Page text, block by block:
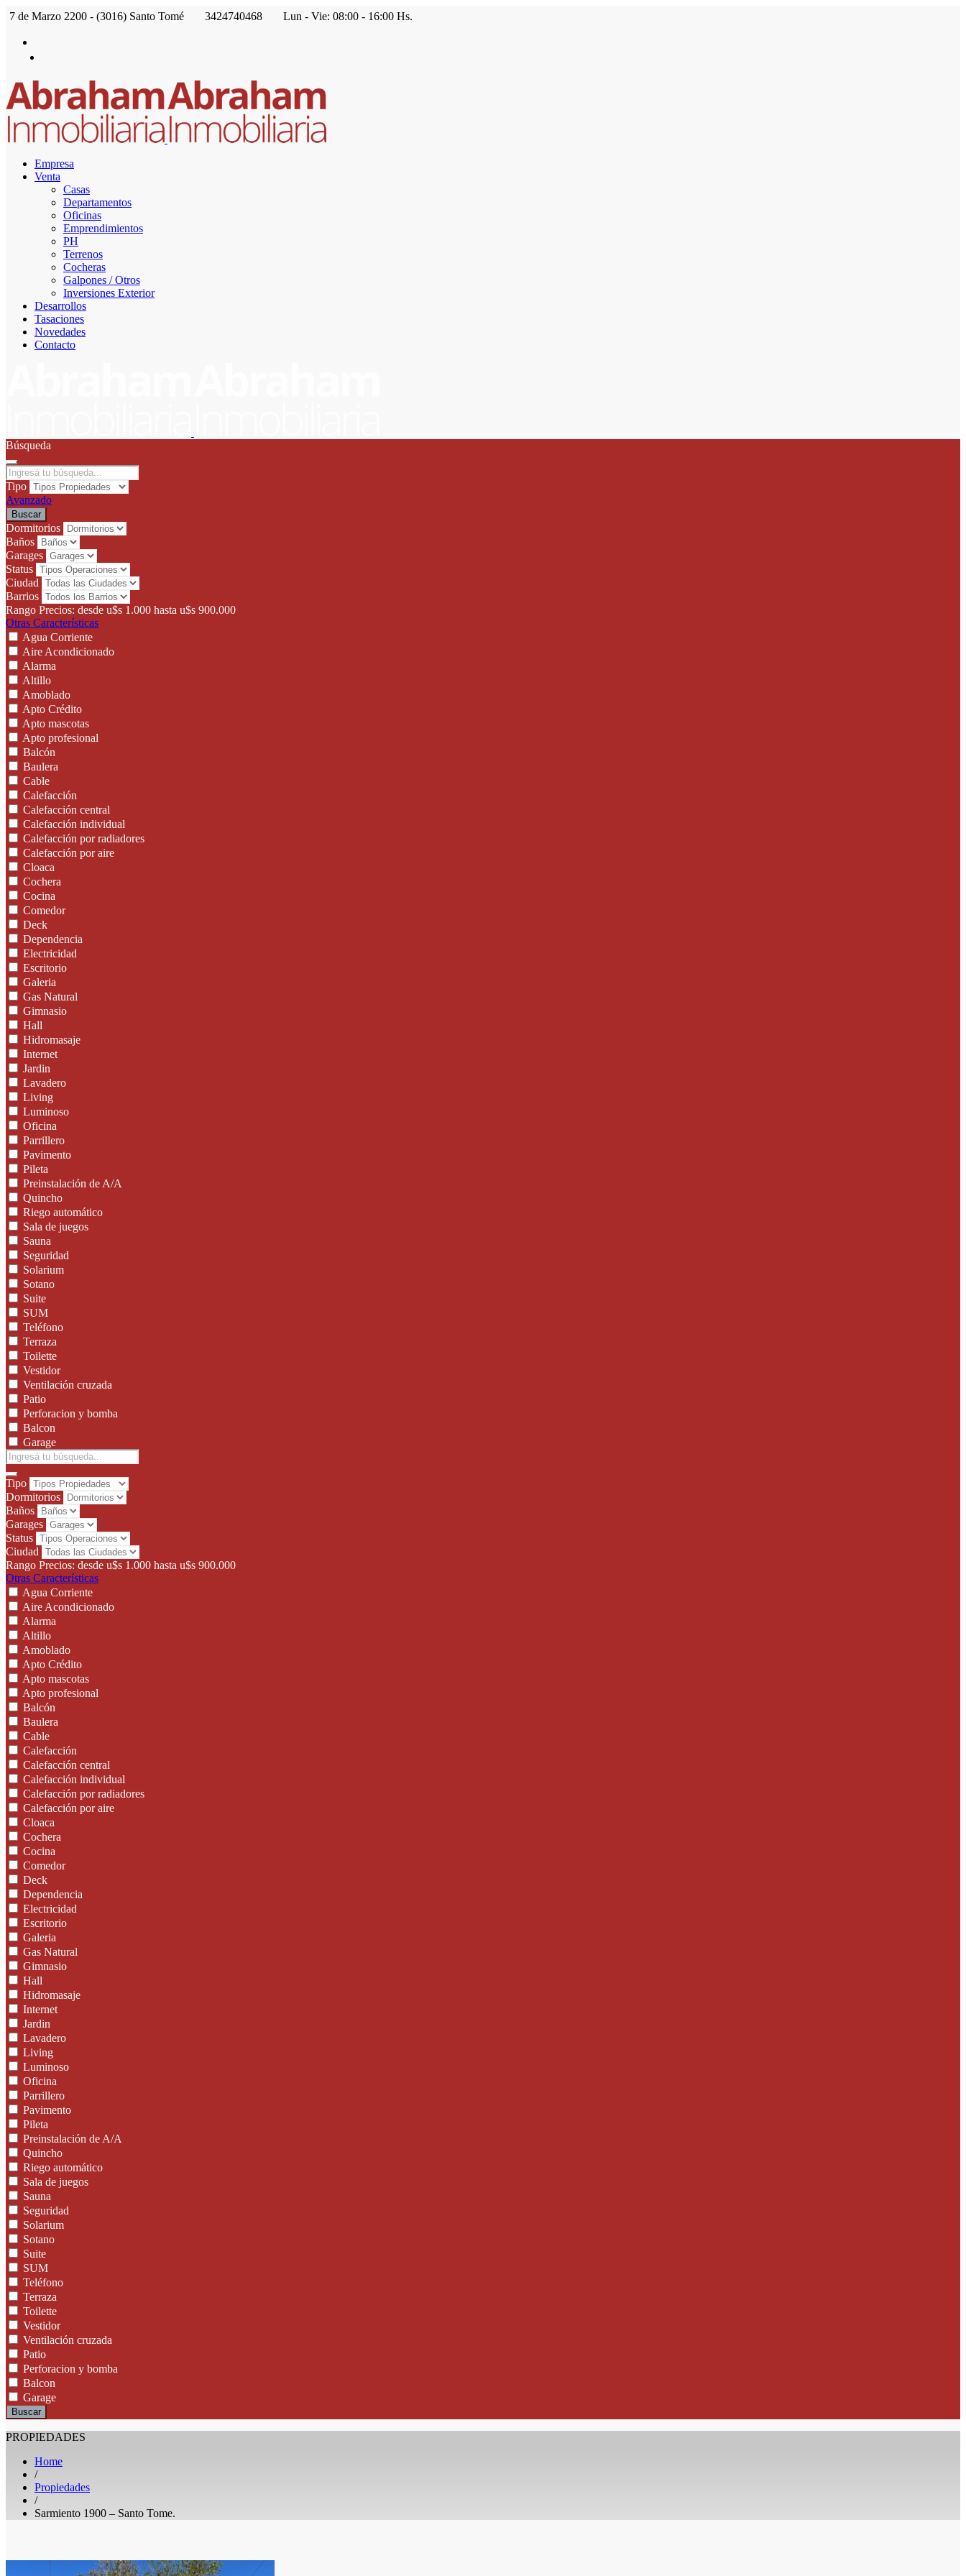
7 de Marzo 2200 - (3016) Santo Tomé 3424740468 Lun - Vie: 08:00 - 16:00 Hs.
Empresa
Venta
Casas
Departamentos
Oficinas
Emprendimientos
PH
Terrenos
Cocheras
Galpones / Otros
Inversiones Exterior
Desarrollos
Tasaciones
Novedades
Contacto
Búsqueda
Tipo
Avanzado
Buscar
Dormitorios
Baños
Garages
Status
Ciudad
Barrios
Rango Precios: desde u$s 1.000 hasta u$s 900.000
Otras Características
Agua Corriente
Aire Acondicionado
Alarma
Altillo
Amoblado
Apto Crédito
Apto mascotas
Apto profesional
Balcón
Baulera
Cable
Calefacción
Calefacción central
Calefacción individual
Calefacción por radiadores
Calefacción por aire
Cloaca
Cochera
Cocina
Comedor
Deck
Dependencia
Electricidad
Escritorio
Galeria
Gas Natural
Gimnasio
Hall
Hidromasaje
Internet
Jardin
Lavadero
Living
Luminoso
Oficina
Parrillero
Pavimento
Pileta
Preinstalación de A/A
Quincho
Riego automático
Sala de juegos
Sauna
Seguridad
Solarium
Sotano
Suite
SUM
Teléfono
Terraza
Toilette
Vestidor
Ventilación cruzada
Patio
Perforacion y bomba
Balcon
Garage
Tipo
Dormitorios
Baños
Garages
Status
Ciudad
Rango Precios: desde u$s 1.000 hasta u$s 900.000
Otras Características
Agua Corriente
Aire Acondicionado
Alarma
Altillo
Amoblado
Apto Crédito
Apto mascotas
Apto profesional
Balcón
Baulera
Cable
Calefacción
Calefacción central
Calefacción individual
Calefacción por radiadores
Calefacción por aire
Cloaca
Cochera
Cocina
Comedor
Deck
Dependencia
Electricidad
Escritorio
Galeria
Gas Natural
Gimnasio
Hall
Hidromasaje
Internet
Jardin
Lavadero
Living
Luminoso
Oficina
Parrillero
Pavimento
Pileta
Preinstalación de A/A
Quincho
Riego automático
Sala de juegos
Sauna
Seguridad
Solarium
Sotano
Suite
SUM
Teléfono
Terraza
Toilette
Vestidor
Ventilación cruzada
Patio
Perforacion y bomba
Balcon
Garage
Buscar
PROPIEDADES
Home
/
Propiedades
/
Sarmiento 1900 – Santo Tome.